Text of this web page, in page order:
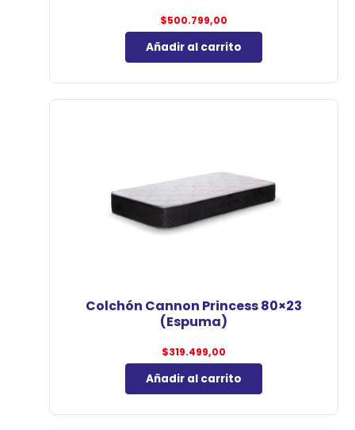
$500.799,00
Añadir al carrito
Colchón Cannon Princess 80×23
(Espuma)
$319.499,00
Añadir al carrito